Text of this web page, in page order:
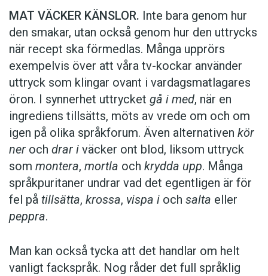
MAT VÄCKER KÄNSLOR. Inte bara genom hur
den smakar, utan också genom hur den uttrycks
när recept ska förmedlas. Många upprörs
exempelvis över att våra tv-kockar använder
uttryck som klingar ovant i vardagsmatlagares
öron. I synnerhet uttrycket gå i med, när en
ingrediens tillsätts, möts av vrede om och om
igen på olika språkforum. Även alternativen kör
ner och drar i väcker ont blod, liksom uttryck
som montera, mortla och krydda upp. Många
språkpuritaner undrar vad det egentligen är för
fel på tillsätta, krossa, vispa i och salta eller
peppra.
Man kan också tycka att det handlar om helt
vanligt fackspråk. Nog råder det full språklig